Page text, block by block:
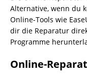
Alternative, wenn du
Online-Tools wie
dir die Reparatur
Programme
Online-